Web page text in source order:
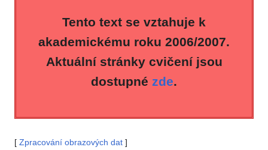
Tento text se vztahuje k
akademickému roku 2006/2007.
Aktuální stránky cvičení jsou
dostupné zde.
[ Zpracování obrazových dat ]